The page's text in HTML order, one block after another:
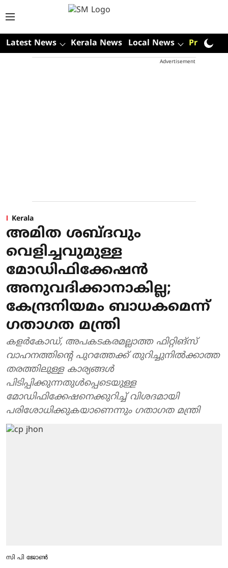
Latest News Kerala News Local News Premium
Advertisement
Kerala
അമിത ശബ്ദവും
വെളിച്ചവുമുള്ള
മോഡിഫിക്കേഷന്‍
അനുവദിക്കാനാകില്ല;
കേന്ദ്രനിയമം ബാധകമെന്ന്
ഗതാഗത മന്ത്രി
കളര്‍കോഡ്, അപകടകരമല്ലാത്ത ഫിറ്റിങ്‌സ്
വാഹനത്തിന്റെ പുറത്തേക്ക് തുറിച്ചുനില്‍ക്കാത്ത
തരത്തിലുള്ള കാര്യങ്ങള്‍
പിടിപ്പിക്കുന്നതുള്‍പ്പെടെയുള്ള
മോഡിഫിക്കേഷനെക്കുറിച്ച് വിശദമായി
പരിശോധിക്കുകയാണെന്നും ഗതാഗത മന്ത്രി
സി പി ജോണ്‍